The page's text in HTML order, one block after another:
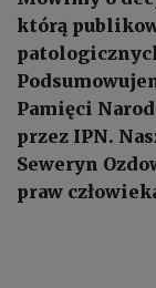
którą
Pamięci
przez IPN.
Seweryn
praw